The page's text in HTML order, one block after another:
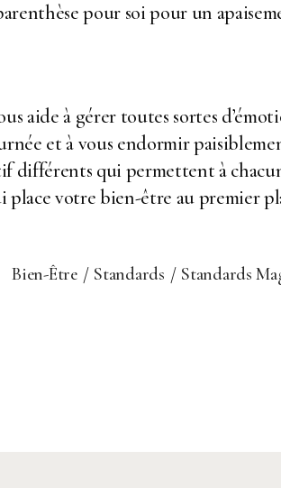
pour soi pour un
aide à gérer toutes sortes
et à vous endormir
différents qui permettent à
place votre bien-être au premier
Bien-Être Standards Standards